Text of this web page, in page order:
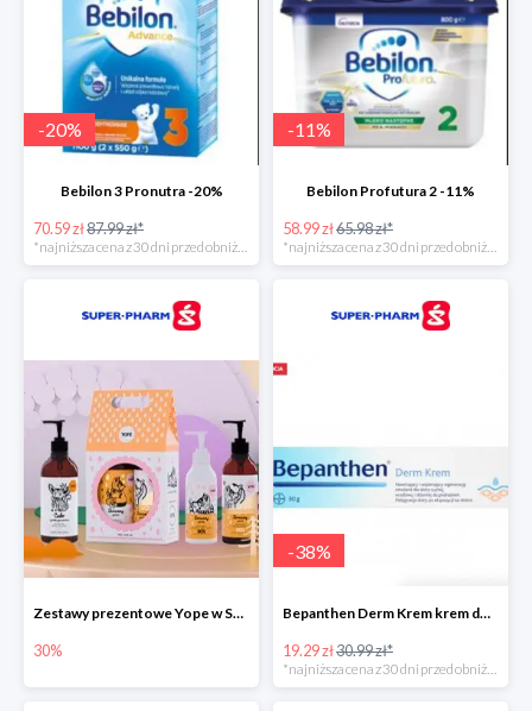
-20%
Bebilon 3 Pronutra -20%
70.59 zł87.99 zł*
*najniższa cena z 30 dni przed obniżką
-11%
Bebilon Profutura 2 -11%
58.99 zł65.98 zł*
*najniższa cena z 30 dni przed obniżką
Zestawy prezentowe Yope w Super-Pharm do -30%
30%
-38%
Bepanthen Derm Krem krem do ciała
19.29 zł30.99 zł*